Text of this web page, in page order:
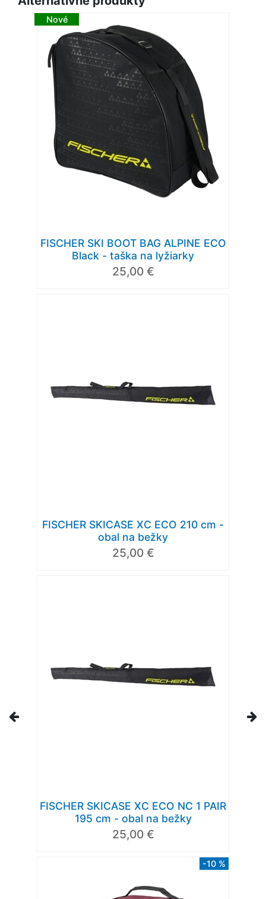
Nové
FISCHER SKI BOOT BAG ALPINE ECO
Black - taška na lyžiarky
25,00 €
FISCHER SKICASE XC ECO 210 cm -
obal na bežky
25,00 €
FISCHER SKICASE XC ECO NC 1 PAIR
195 cm - obal na bežky
25,00 €
-10 %